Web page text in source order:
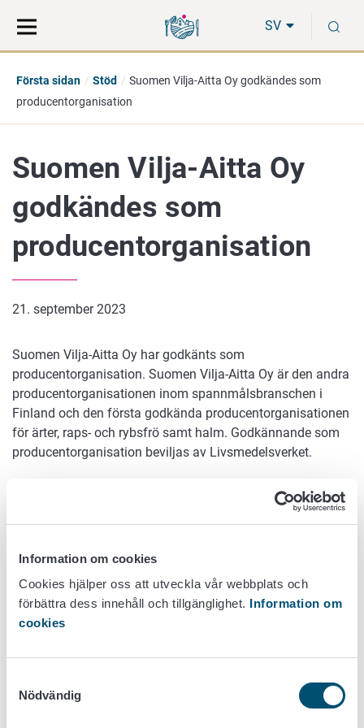
Information om cookies
Cookies hjälper oss att utveckla vår webbplats och
förbättra dess innehåll och tillgänglighet. Information om
cookies
Nödvändig
direkt
till
på
hela
SV
Första sidan Stöd
Suomen Vilja-Aitta Oy godkändes som
producentorganisation
Suomen Vilja-Aitta Oy
godkändes som
producentorganisation
21. september 2023
Suomen Vilja-Aitta Oy har godkänts som
producentorganisation. Suomen Vilja-Aitta Oy är den andra
producentorganisationen inom spannmålsbranschen i
Finland och den första godkända producentorganisationen
för ärter, raps- och rybsfrö samt halm. Godkännande som
producentorganisation beviljas av Livsmedelsverket.
jordbruksproducenter som har ansökt om att bli godkända
som producentorganisation. I praktiken är det ett andelslag,
Sammanslutningen blir en producentorganisation när den
skaffar status som producentorganisation.
Delägarna i Suomen Vilja-Aitta Oy är jordbrukare i
koncentrera delägarproducenternas produktutbud och
marknadsföring.